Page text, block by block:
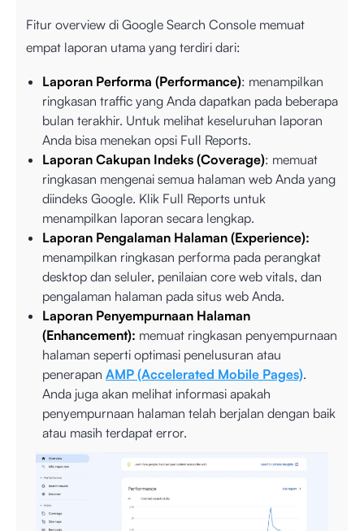
Fitur overview di Google Search Console memuat
empat laporan utama yang terdiri dari:
Laporan Performa (Performance): menampilkan
ringkasan traffic yang Anda dapatkan pada beberapa
bulan terakhir. Untuk melihat keseluruhan laporan
Anda bisa menekan opsi Full Reports.
Laporan Cakupan Indeks (Coverage): memuat
ringkasan mengenai semua halaman web Anda yang
diindeks Google. Klik Full Reports untuk
menampilkan laporan secara lengkap.
Laporan Pengalaman Halaman (Experience):
menampilkan ringkasan performa pada perangkat
desktop dan seluler, penilaian core web vitals, dan
pengalaman halaman pada situs web Anda.
Laporan Penyempurnaan Halaman
(Enhancement): memuat ringkasan penyempurnaan
halaman seperti optimasi penelusuran atau
penerapan AMP (Accelerated Mobile Pages).
Anda juga akan melihat informasi apakah
penyempurnaan halaman telah berjalan dengan baik
atau masih terdapat error.